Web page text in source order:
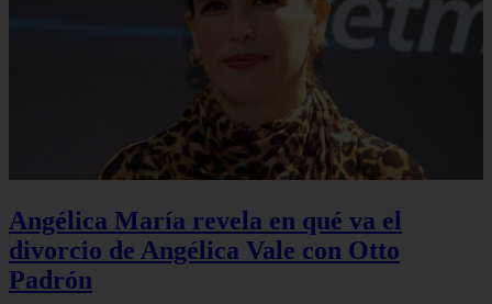
Angélica María revela en qué va el
divorcio de Angélica Vale con Otto
Padrón